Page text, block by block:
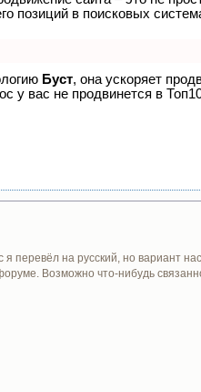
позиций в поисковых
Буст, она ускоряет
у вас не продвинется в
на русский, но вариант
Возможно что-нибудь